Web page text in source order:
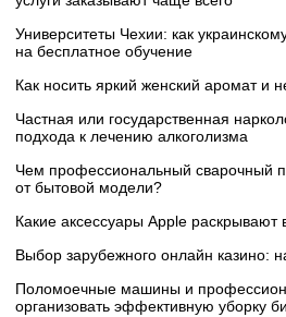
Университеты Чехии: как
на бесплатное обучение
Как носить яркий женский аромат и
Частная или государственная
подхода к лечению алкоголизма
Чем профессиональный сварочный
от бытовой модели?
Какие аксессуары Apple раскрывают
Выбор зарубежного онлайн казино:
Поломоечные машины и
организовать эффективную уборку